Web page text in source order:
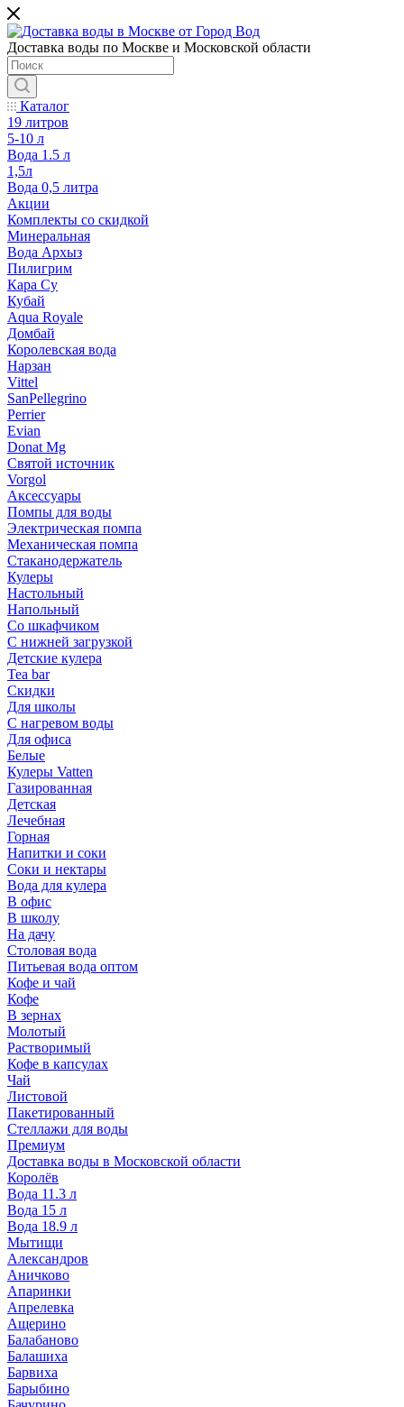
Доставка воды по Москве и Московской области
Каталог
19 литров
5-10 л
Вода 1.5 л
1,5л
Вода 0,5 литра
Акции
Комплекты со скидкой
Минеральная
Вода Архыз
Пилигрим
Кара Су
Кубай
Aqua Royale
Домбай
Королевская вода
Нарзан
Vittel
SanPellegrino
Perrier
Evian
Donat Mg
Святой источник
Vorgol
Аксессуары
Помпы для воды
Электрическая помпа
Механическая помпа
Стаканодержатель
Кулеры
Настольный
Напольный
Со шкафчиком
С нижней загрузкой
Детские кулера
Tea bar
Скидки
Для школы
С нагревом воды
Для офиса
Белые
Кулеры Vatten
Газированная
Детская
Лечебная
Горная
Напитки и соки
Соки и нектары
Вода для кулера
В офис
В школу
На дачу
Столовая вода
Питьевая вода оптом
Кофе и чай
Кофе
В зернах
Молотый
Растворимый
Кофе в капсулах
Чай
Листовой
Пакетированный
Стеллажи для воды
Премиум
Доставка воды в Московской области
Королёв
Вода 11.3 л
Вода 15 л
Вода 18.9 л
Мытищи
Александров
Аничково
Апаринки
Апрелевка
Ащерино
Балабаново
Балашиха
Барвиха
Барыбино